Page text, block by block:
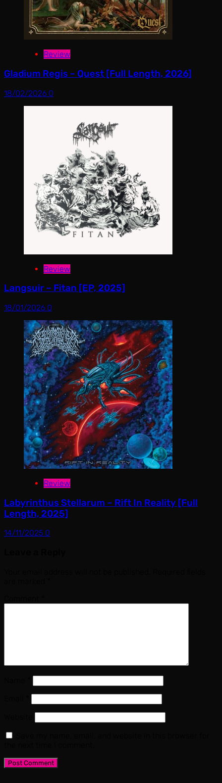
Review
Gladium Regis – Quest [Full Length, 2026]
18/02/2026 0
Review
Langsuir – Fitan [EP, 2025]
18/01/2026 0
Review
Labyrinthus Stellarum – Rift In Reality [Full
Length, 2025]
14/11/2025 0